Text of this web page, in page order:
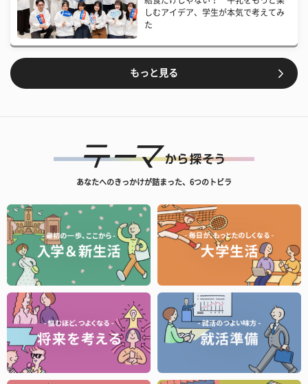
しむアイデア、学生が本気で考えてみ
た
もっと見る
あなたへのきっかけが詰まった、6つのトビラ